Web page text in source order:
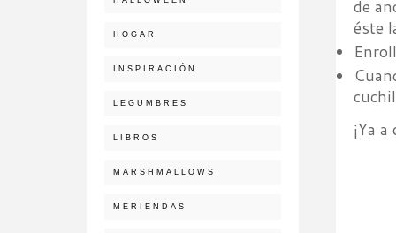
de
éste
¡Ya
HOGAR
INSPIRACIÓN
LEGUMBRES
LIBROS
MARSHMALLOWS
MERIENDAS